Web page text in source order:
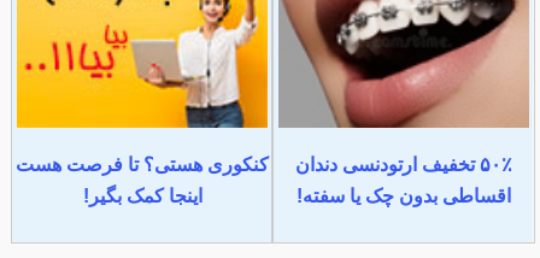
۵۰٪ تخفیف ارتودنسی دندان
اقساطی بدون چک یا سفته!
کنکوری هستی؟ تا فرصت هست
اینجا کمک بگیر!